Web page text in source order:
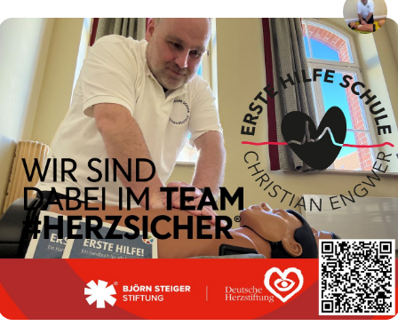
Soon you will learn more about me here...